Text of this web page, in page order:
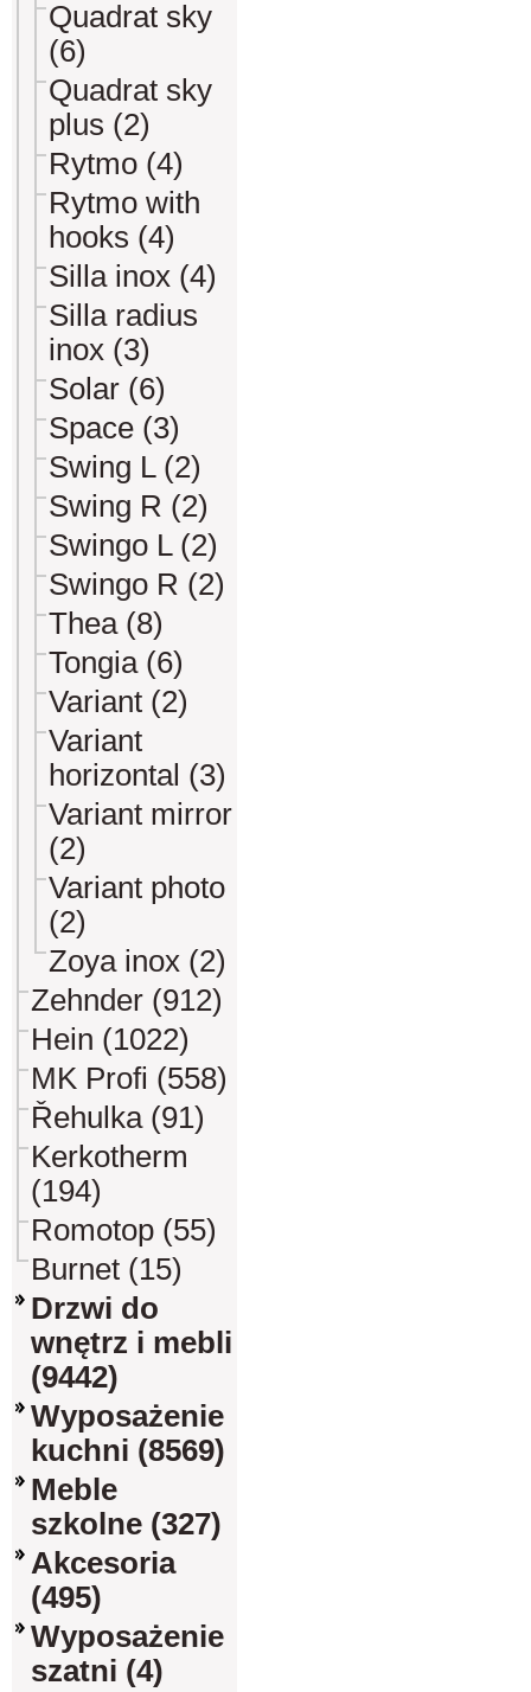
Quadrat sky
(6)
Quadrat sky
plus (2)
Rytmo (4)
Rytmo with
hooks (4)
Silla inox (4)
Silla radius
inox (3)
Solar (6)
Space (3)
Swing L (2)
Swing R (2)
Swingo L (2)
Swingo R (2)
Thea (8)
Tongia (6)
Variant (2)
Variant
horizontal (3)
Variant mirror
(2)
Variant photo
(2)
Zoya inox (2)
Zehnder (912)
Hein (1022)
MK Profi (558)
Řehulka (91)
Kerkotherm
(194)
Romotop (55)
Burnet (15)
Drzwi do
wnętrz i mebli
(9442)
Wyposażenie
kuchni (8569)
Meble
szkolne (327)
Akcesoria
(495)
Wyposażenie
szatni (4)